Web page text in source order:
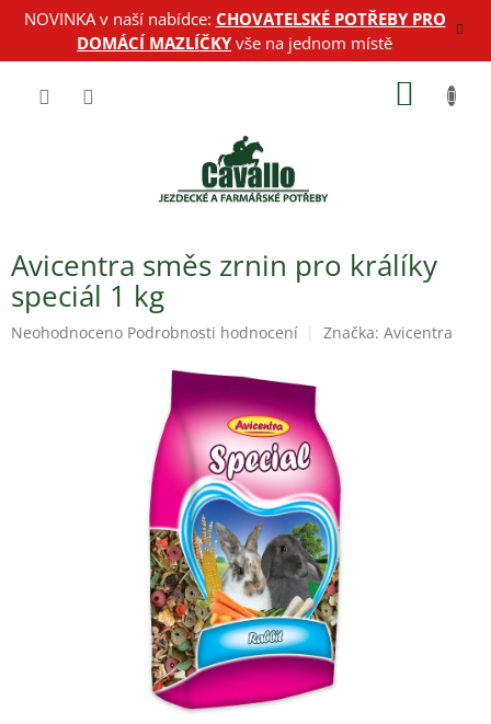
PřejítNOVINKA v naší nabídce: CHOVATELSKÉ POTŘEBY PRO
DOMÁCÍ MAZLÍČKYvše na jednom místě
Avicentra směs zrnin pro králíky
speciál 1 kg
Průměrné
Neohodnoceno Podrobnosti hodnocení Značka: Avicentra